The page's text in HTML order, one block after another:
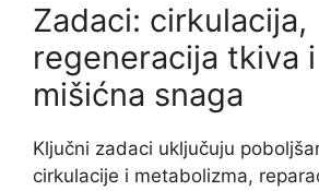
Zadaci: cirkulacija,
regeneracija tkiva
mišićna snaga
Ključni zadaci uključuju
cirkulacije i metabolizma,